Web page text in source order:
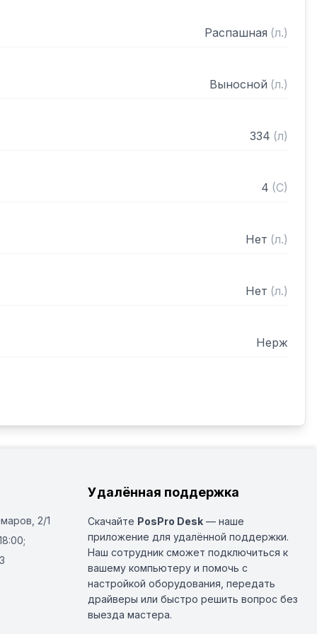
Распашная (л.)
Выносной (л.)
334 (л)
4 (C)
Нет (л.)
Нет (л.)
Нерж
2/1
Удалённая поддержка
Скачайте PosPro Desk — наше
приложение для удалённой поддержки.
Наш сотрудник сможет подключиться к
вашему компьютеру и помочь с
настройкой оборудования, передать
драйверы или быстро решить вопрос без
выезда мастера.